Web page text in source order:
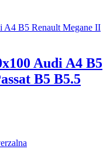
Audi A4 B5
B5 B5.5